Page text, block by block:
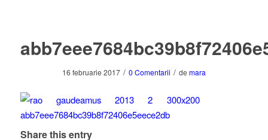
16 februarie 2017 / 0 Comentarii / demara
Share this entry